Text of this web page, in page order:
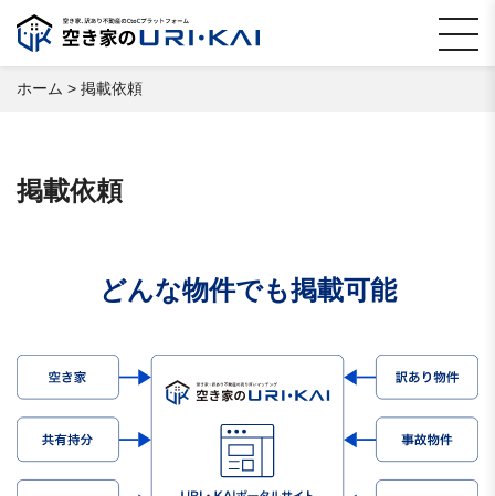
ホーム > 掲載依頼
掲載依頼
どんな物件でも掲載可能